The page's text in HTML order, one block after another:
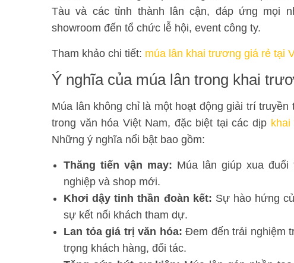
Tàu và các tỉnh thành lân cận, đáp ứng mọi
showroom đến tổ chức lễ hội, event công ty.
Tham khảo chi tiết: múa lân khai trương giá rẻ tại
Ý nghĩa của múa lân trong khai
Múa lân không chỉ là một hoạt động giải trí
trong văn hóa Việt Nam, đặc biệt tại các dịp
Những ý nghĩa nổi bật bao gồm:
Thăng tiến vận may: Múa lân giúp xua
nghiệp và shop mới.
Khơi dậy tinh thần đoàn kết: Sự hào hứng
sự kết nối khách tham dự.
Lan tỏa giá trị văn hóa: Đem đến trải nghiệm
trọng khách hàng, đối tác.